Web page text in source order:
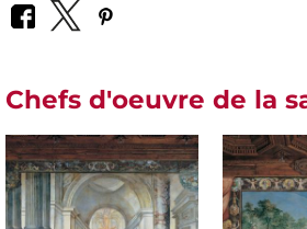
Chefs d'oeuvre de la